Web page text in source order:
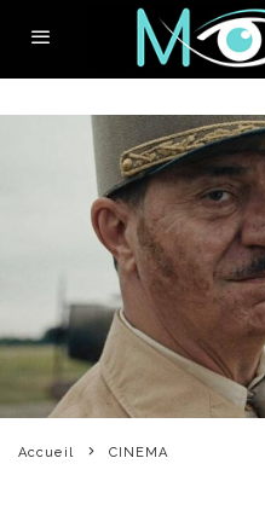
Accueil CINEMA